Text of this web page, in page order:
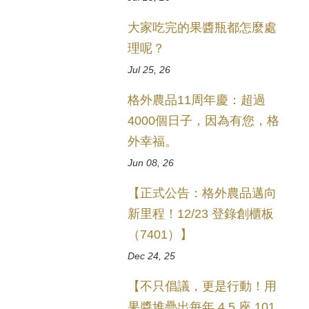
大家吃完的果醬瓶都怎麼處
理呢？
Jul 25, 26
格外農品11周年慶：超過
4000個日子，因為有您，格
外幸福。
Jun 08, 26
【正式公告：格外農品邁向
新里程！12/23 登錄創櫃板
（7401）】
Dec 24, 25
【不只倡議，更是行動！用